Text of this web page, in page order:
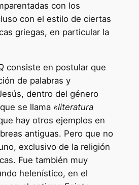
con los
con el estilo de ciertas
griegas, en particular la
consiste en postular que
de palabras y
dentro del género
se llama «literatura
hay otros ejemplos en
antiguas. Pero que no
exclusivo de la religión
Fue también muy
helenístico, en el